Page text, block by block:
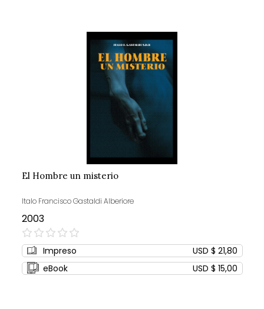
El Hombre un misterio
Italo Francisco Gastaldi Alberiore
2003
0%
Impreso
USD $ 21,80
eBook
USD $ 15,00